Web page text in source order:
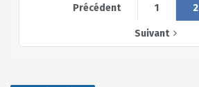
Précédent 1 2
Suivant